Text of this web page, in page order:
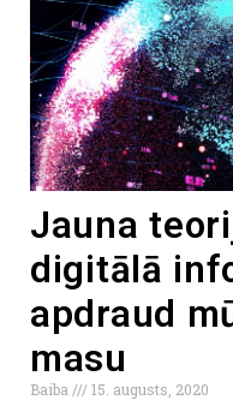
Jauna
digitālā
apdraud
masu
Baiba
15. augusts, 2020